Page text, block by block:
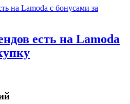
есть на Lamoda